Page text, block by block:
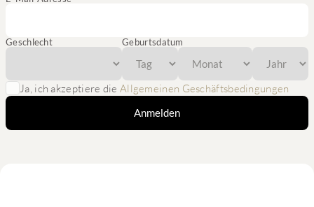
Geschlecht Geburtsdatum
Ja, ich akzeptiere die Allgemeinen Geschäftsbedingungen
Anmelden